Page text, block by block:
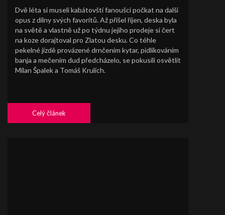
Dvě léta si museli kabátovští fanoušci počkat na další
opus z dílny svých favoritů. Až přišel říjen, deska byla
na světě a vlastně už po týdnu jejího prodeje si čert
na koze dorajtoval pro Zlatou desku. Co téhle
pekelné jízdě provázené drnčením kytar, pidlikováním
banja a mečením dud předcházelo, se pokusili osvětlit
Milan Špalek a Tomáš Krulich.
Celý článek